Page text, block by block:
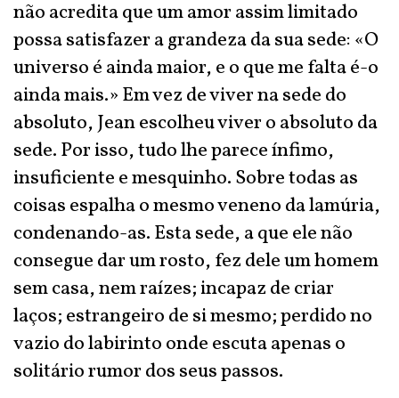
não acredita que um amor assim limitado
possa satisfazer a grandeza da sua sede: «O
universo é ainda maior, e o que me falta é-o
ainda mais.» Em vez de viver na sede do
absoluto, Jean escolheu viver o absoluto da
sede. Por isso, tudo lhe parece ínfimo,
insuficiente e mesquinho. Sobre todas as
coisas espalha o mesmo veneno da lamúria,
condenando-as. Esta sede, a que ele não
consegue dar um rosto, fez dele um homem
sem casa, nem raízes; incapaz de criar
laços; estrangeiro de si mesmo; perdido no
vazio do labirinto onde escuta apenas o
solitário rumor dos seus passos.